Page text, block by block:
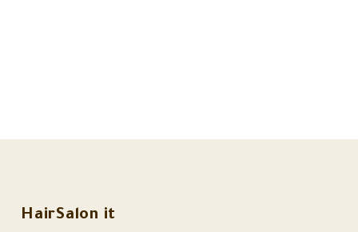
HairSalon it